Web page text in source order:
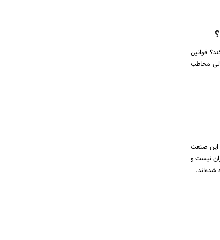
قوانین
ولی مخاطب
این صنعت
نیست و
شده‌اند.